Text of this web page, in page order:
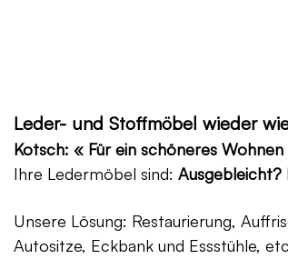
Leder- und Stoffmöbel wieder
Kotsch: « Für ein schöneres Wohnen
Ihre Ledermöbel sind: Ausgebleicht?
Unsere Lösung: Restaurierung,
Autositze, Eckbank und Essstühle,